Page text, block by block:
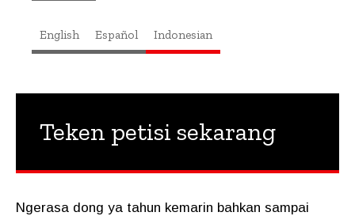
English Español Indonesian
Teken petisi sekarang
Ngerasa dong ya tahun kemarin bahkan sampai